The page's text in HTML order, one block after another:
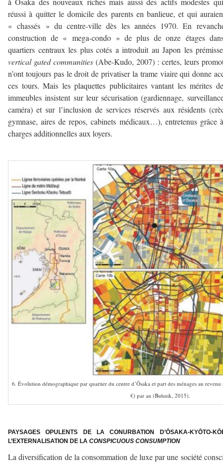
réussi à quitter le domicile des parents en banlieue, et qui
« chassés » du centre-ville dès les années 1970. En
construction de « mega-condo » de plus de onze étages
quartiers centraux les plus cotés a introduit au Japon les
vertical gated communities(Abe-Kudo, 2007) : certes, leurs
n’ont toujours pas le droit de privatiser la trame viaire qui donne
ces tours. Mais les plaquettes publicitaires vantant les mérites
immeubles insistent sur leur sécurisation (gardiennage,
caméra) et sur l’inclusion de services réservés aux résidents
gymnase, aires de repos, cabinets médicaux…), entretenus grâce
charges additionnelles aux loyers.
6. Évolution démographique par quartier du centre d’Ōsaka et part des ménages au
€) par an (Buhnik, 2015).
PAYSAGES OPULENTS DE LA CONURBATION D’ŌSAKA-KYŌTO-
L’EXTERNALISATION DE LA CONSPICUOUS CONSUMPTION
La diversification de la consommation de luxe par une société